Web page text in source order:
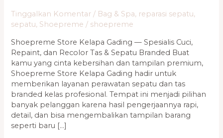
Tinggalkan Komentar / Bag & Spa, reparasi sepatu,
sepatu, Shoepreme / shoepreme
Shoepreme Store Kelapa Gading — Spesialis Cuci,
Repaint, dan Recolor Tas & Sepatu Branded Buat
kamu yang cinta kebersihan dan tampilan premium,
Shoepreme Store Kelapa Gading hadir untuk
memberikan layanan perawatan sepatu dan tas
branded kelas profesional. Tempat ini menjadi pilihan
banyak pelanggan karena hasil pengerjaannya rapi,
detail, dan bisa mengembalikan tampilan barang
seperti baru […]